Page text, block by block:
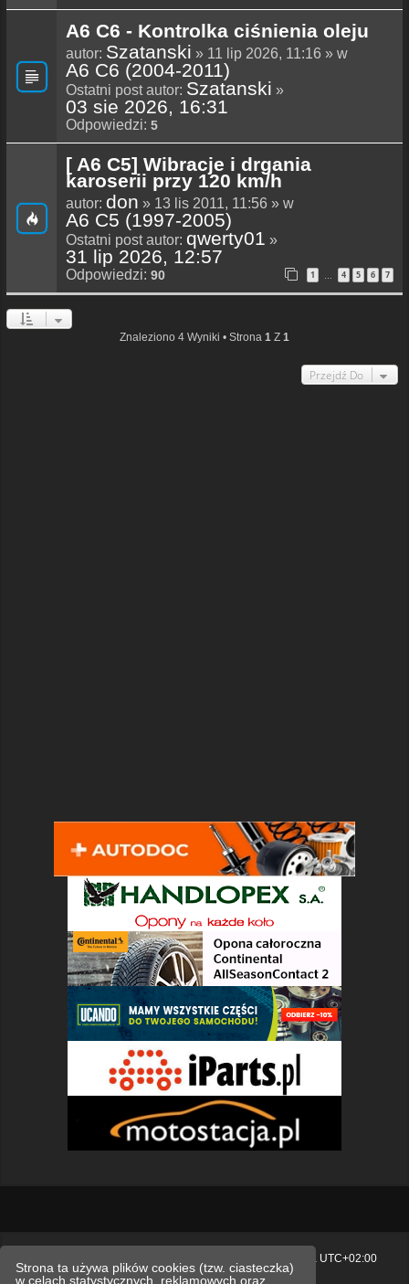
Strona ta używa plików cookies (tzw. ciasteczka)
w celach statystycznych, reklamowych oraz
A6 C6 - Kontrolka ciśnienia oleju
autor: Szatanski » 11 lip 2026, 11:16 » w
A6 C6 (2004-2011)
Ostatni post autor: Szatanski »
03 sie 2026, 16:31
Odpowiedzi: 5
[ A6 C5] Wibracje i drgania
karoserii przy 120 km/h
autor: don » 13 lis 2011, 11:56 » w
A6 C5 (1997-2005)
Ostatni post autor: qwerty01 »
31 lip 2026, 12:57
Odpowiedzi: 90 1 … 4 5 6 7
Znaleziono 4 Wyniki • Strona 1 Z 1
Przejdź Do
UTC+02:00